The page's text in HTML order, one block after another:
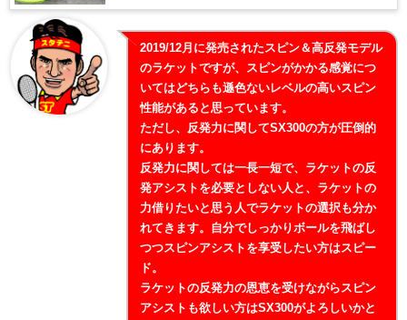
2019/12月に発売されたスピン＆高反発モデル
のラケットですが、スピンがかかる感覚につ
いてはどちらも遜色ないレベルの高いスピン
性能があると思っています。
ただし、反発力に関してSX300の方が圧倒的
にあります。
反発力に関しては一長一短で、ラケットの反
発アシストを必要としない人と、ラケットの
力借りたいと思う人でラケットの選択も分か
れてきます。自分でしっかりボールを飛ばし
つつスピンアシストを享受したい方はスピー
ド。
ラケットの反発力の恩恵を受けながらスピン
アシストも欲しい方はSX300がよろしいかと